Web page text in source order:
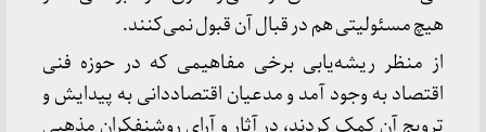
هیچ مسئولیتی هم در قبال آن قبول نمی‌کنند.
از منظر ریشه‌یابی برخی مفاهیمی که در حوزه فنی
اقتصاد به وجود آمد و مدعیان اقتصاددانی به پیدایش و